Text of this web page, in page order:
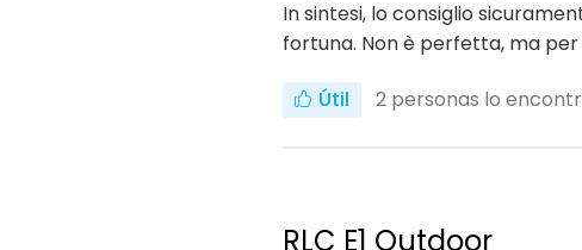
In sintesi, lo consiglio
fortuna. Non è perfetta, ma
Útil 2 personas lo
RLC E1 Outdoor